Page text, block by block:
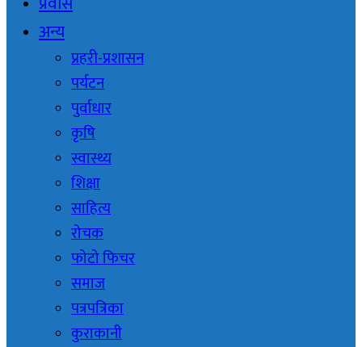
अन्य
प्रहरी-प्रशासन
पर्यटन
पुर्वाधार
कृषि
स्वास्थ्य
शिक्षा
साहित्य
रोचक
फोटो फिचर
समाज
पत्रपत्रिका
कुराकानी